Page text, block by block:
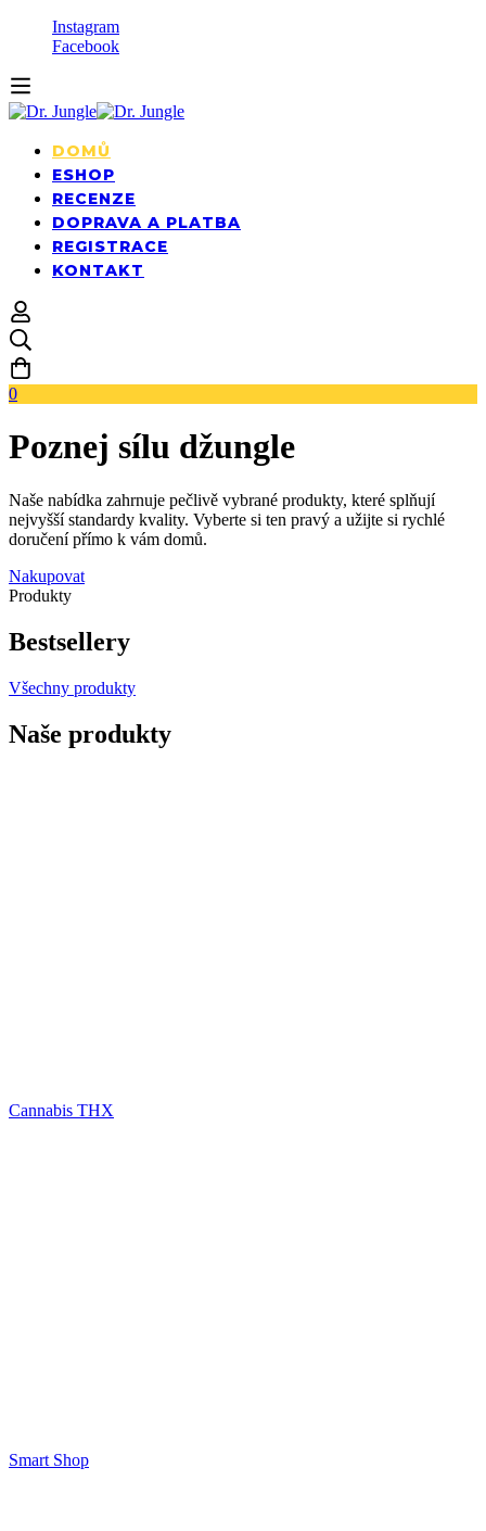
Instagram
Facebook
DOMŮ
ESHOP
RECENZE
DOPRAVA A PLATBA
REGISTRACE
KONTAKT
0
Poznej sílu džungle
Naše nabídka zahrnuje pečlivě vybrané produkty, které splňují
nejvyšší standardy kvality. Vyberte si ten pravý a užijte si rychlé
doručení přímo k vám domů.
Nakupovat
Produkty
Bestsellery
Všechny produkty
Naše produkty
Cannabis THX
Smart Shop